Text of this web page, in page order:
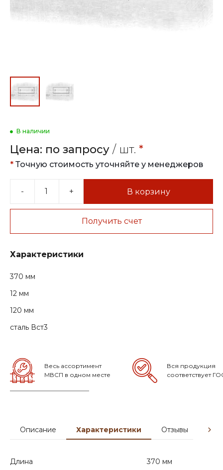
В наличии
Цена: по запросу / шт. *
* Точную стоимость уточняйте у менеджеров
- + В корзину
Получить счет
Характеристики
370 мм
12 мм
120 мм
сталь Вст3
Весь ассортимент
МВСП в одном месте
Вся продукция
соответствует
Описание Характеристики Отзывы
Длина 370 мм